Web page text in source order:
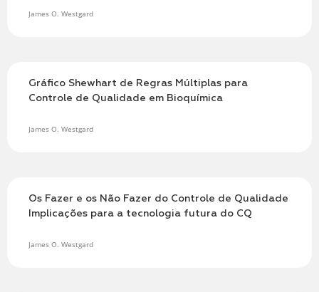
James O. Westgard
Gráfico Shewhart de Regras Múltiplas para
Controle de Qualidade em Bioquímica
James O. Westgard
Os Fazer e os Não Fazer do Controle de Qualidade
Implicações para a tecnologia futura do CQ
James O. Westgard